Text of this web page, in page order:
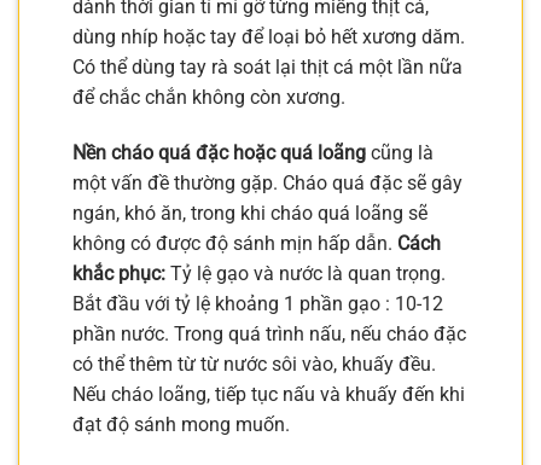
dành thời gian tỉ mỉ gỡ từng miếng thịt cá,
dùng nhíp hoặc tay để loại bỏ hết xương dăm.
Có thể dùng tay rà soát lại thịt cá một lần nữa
để chắc chắn không còn xương.
Nền cháo quá đặc hoặc quá loãng cũng là
một vấn đề thường gặp. Cháo quá đặc sẽ gây
ngán, khó ăn, trong khi cháo quá loãng sẽ
không có được độ sánh mịn hấp dẫn. Cách
khắc phục: Tỷ lệ gạo và nước là quan trọng.
Bắt đầu với tỷ lệ khoảng 1 phần gạo : 10-12
phần nước. Trong quá trình nấu, nếu cháo đặc
có thể thêm từ từ nước sôi vào, khuấy đều.
Nếu cháo loãng, tiếp tục nấu và khuấy đến khi
đạt độ sánh mong muốn.